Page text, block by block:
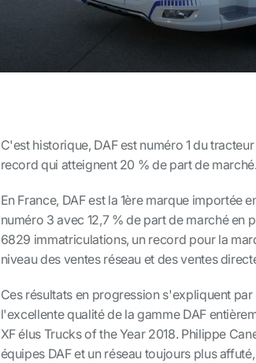
C'est historique, DAF est numéro 1 du
record qui atteignent 20 % de part de
En France, DAF est la 1èremarque importée
numéro 3 avec 12,7 % de part de marché en
6829 immatriculations, un record pour la
niveau des ventes réseau et des ventes
Ces résultats en progression s'expliquent
l'excellente qualité de la gamme DAF
XF élus Trucks of the Year 2018. Philippe
équipes DAF et un réseau toujours plus